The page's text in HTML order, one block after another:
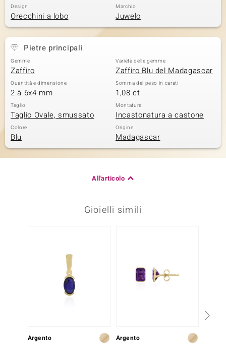
Design
Orecchini a lobo
Marchio
Juwelo
Pietre principali
Gemme
Zaffiro
Varietà delle gemme
Zaffiro Blu del Madagascar
Quantità e dimensione
2 à 6x4 mm
Somma del peso in carati
1,08 ct
Taglio
Taglio Ovale, smussato
Montatura
Incastonatura a castone
Colore
Blu
Origine
Madagascar
All'articolo
Gioielli simili
Argento Argento